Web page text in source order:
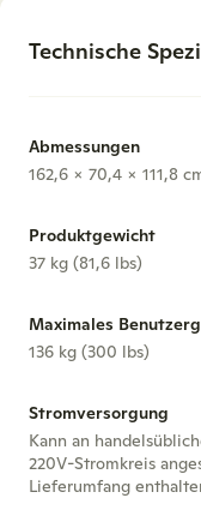
Technische
Abmessungen
162,6 x 70,4 x 111,8
Produktgewicht
37 kg (81,6 lbs)
Maximales
136 kg (300 lbs)
Stromversorgung
Kann an
220V-Stromkreis
Lieferumfang